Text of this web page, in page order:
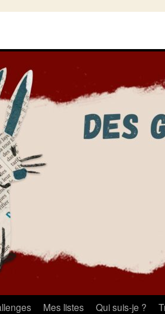
Mes listes Qui suis-je ?